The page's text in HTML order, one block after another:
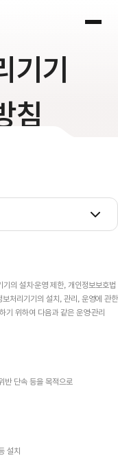
전체
기기
침
의 설치·운영 제한, 개인정보보호법
처리기기의 설치, 관리, 운영에 관한
기 위하여 다음과 같은 운영·관리
반 단속 등을 목적으로
설치